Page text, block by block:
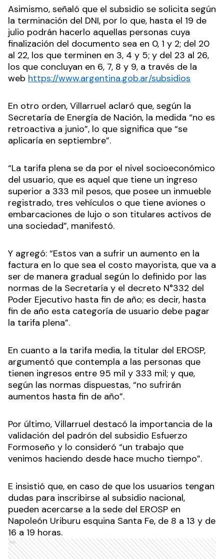
Asimismo, señaló que el subsidio se solicita según
la terminación del DNI, por lo que, hasta el 19 de
julio podrán hacerlo aquellas personas cuya
finalización del documento sea en 0, 1 y 2; del 20
al 22, los que terminen en 3, 4 y 5; y del 23 al 26,
los que concluyan en 6, 7, 8 y 9, a través de la
web https://www.argentina.gob.ar/subsidios
En otro orden, Villarruel aclaró que, según la
Secretaría de Energía de Nación, la medida “no es
retroactiva a junio”, lo que significa que “se
aplicaría en septiembre”.
“La tarifa plena se da por el nivel socioeconómico
del usuario, que es aquel que tiene un ingreso
superior a 333 mil pesos, que posee un inmueble
registrado, tres vehículos o que tiene aviones o
embarcaciones de lujo o son titulares activos de
una sociedad”, manifestó.
Y agregó: “Estos van a sufrir un aumento en la
factura en lo que sea el costo mayorista, que va a
ser de manera gradual según lo definido por las
normas de la Secretaría y el decreto N°332 del
Poder Ejecutivo hasta fin de año; es decir, hasta
fin de año esta categoría de usuario debe pagar
la tarifa plena”.
En cuanto a la tarifa media, la titular del EROSP,
argumentó que contempla a las personas que
tienen ingresos entre 95 mil y 333 mil; y que,
según las normas dispuestas, “no sufrirán
aumentos hasta fin de año”.
Por último, Villarruel destacó la importancia de la
validación del padrón del subsidio Esfuerzo
Formoseño y lo consideró “un trabajo que
venimos haciendo desde hace mucho tiempo”.
E insistió que, en caso de que los usuarios tengan
dudas para inscribirse al subsidio nacional,
pueden acercarse a la sede del EROSP en
Napoleón Uriburu esquina Santa Fe, de 8 a 13 y de
16 a 19 horas.
Ads